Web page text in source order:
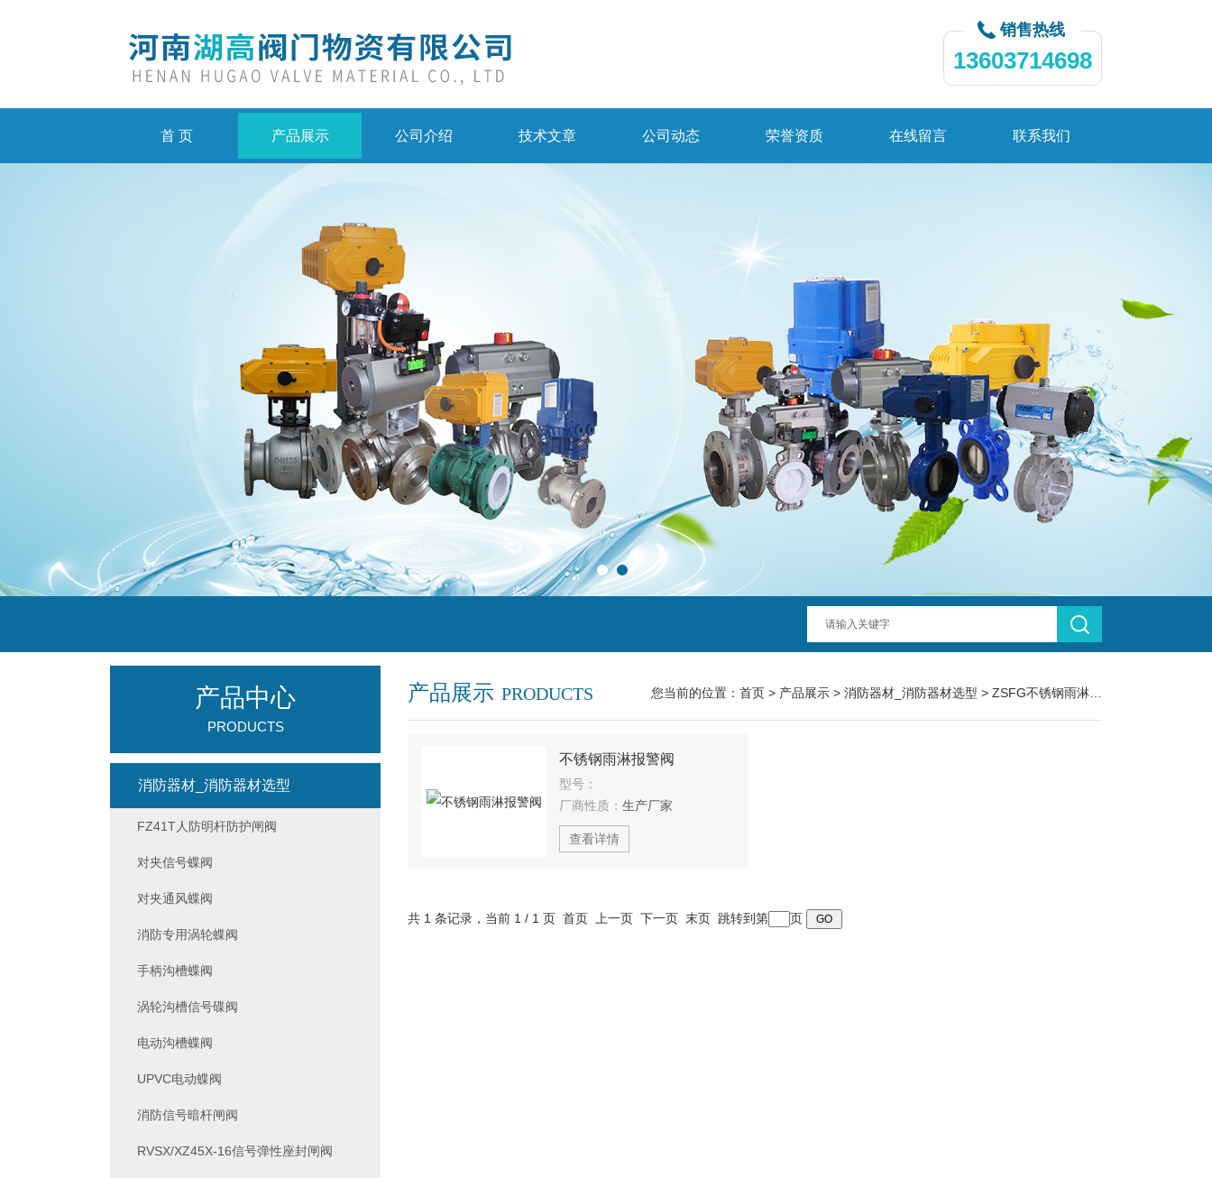
销售热线
13603714698
首 页 产品展示 公司介绍 技术文章 公司动态 荣誉资质 在线留言 联系我们
产品展示 PRODUCTS 您当前的位置： 首页 > 产品展示 > 消防器材_消防器材选型 > ZSFG不锈钢雨淋报警阀
不锈钢雨淋报警阀
型号：
厂商性质： 生产厂家
查看详情
共 1 条记录，当前 1 / 1 页 首页 上一页 下一页 末页 跳转到第 页
产品中心
PRODUCTS
消防器材_消防器材选型
FZ41T人防明杆防护闸阀
对夹信号蝶阀
对夹通风蝶阀
消防专用涡轮蝶阀
手柄沟槽蝶阀
涡轮沟槽信号碟阀
电动沟槽蝶阀
UPVC电动蝶阀
消防信号暗杆闸阀
RVSX/XZ45X-16信号弹性座封闸阀